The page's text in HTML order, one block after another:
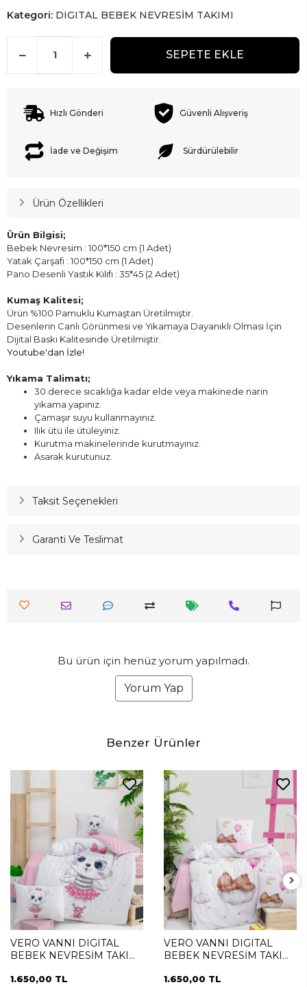
Kategori: DIGITAL BEBEK NEVRESİM TAKIMI
SEPETE EKLE
Hızlı Gönderi Güvenli Alışveriş
İade ve Değişim Sürdürülebilir
Ürün Özellikleri
Ürün Bilgisi;
Bebek Nevresim : 100*150 cm (1 Adet)
Yatak Çarşafı : 100*150 cm (1 Adet)
Pano Desenli Yastık Kılıfı : 35*45 (2 Adet)
Kumaş Kalitesi;
Ürün %100 Pamuklu Kumaştan Üretilmiştir.
Desenlerin Canlı Görünmesi ve Yıkamaya Dayanıklı Olması İçin
Dijital Baskı Kalitesinde Üretilmiştir.
Youtube'dan İzle!
Yıkama Talimatı;
30 derece sıcaklığa kadar elde veya makinede narin
yıkama yapınız.
Çamaşır suyu kullanmayınız.
Ilık ütü ile ütüleyiniz.
Kurutma makinelerinde kurutmayınız.
Asarak kurutunuz.
Taksit Seçenekleri
Garanti Ve Teslimat
Bu ürün için henüz yorum yapılmadı.
Yorum Yap
Benzer Ürünler
VERO VANNI DIGITAL
BEBEK NEVRESİM TAKIMI
1.650,00 TL
VERO VANNI DIGITAL
BEBEK NEVRESİM TAKIMI
1.650,00 TL